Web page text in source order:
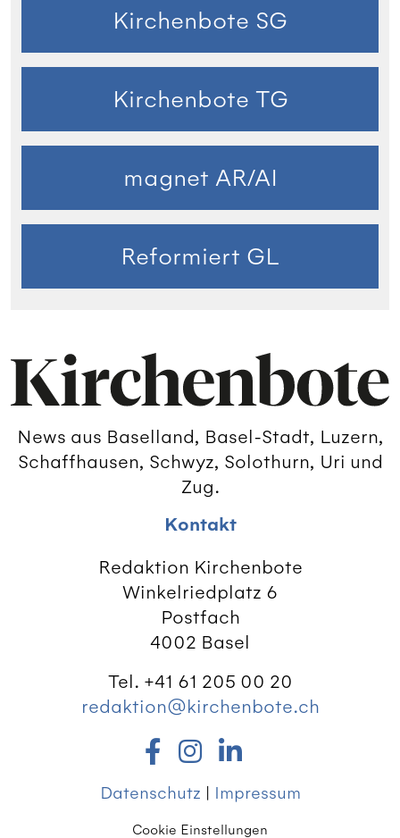
Kirchenbote SG
Kirchenbote TG
magnet AR/AI
Reformiert GL
News aus Baselland, Basel-Stadt, Luzern,
Schaffhausen, Schwyz, Solothurn, Uri und
Zug.
Kontakt
Redaktion Kirchenbote
Winkelriedplatz 6
Postfach
4002 Basel
Tel. +41 61 205 00 20
redaktion@kirchenbote.ch
Datenschutz | Impressum
Cookie Einstellungen